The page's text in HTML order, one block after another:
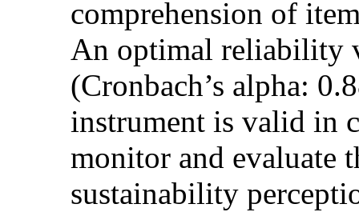
comprehension of
An optimal reliability
(Cronbach’s alpha:
instrument is valid in
monitor and evaluate
sustainability